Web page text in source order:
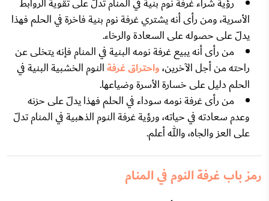
الأسرية، ومن رأى أنه يشتري غرفة نوم بنية فاخرة في الحلم فهذا
يدلّ على حصوله على السعادة والرخاء.
من رأى أنه يبيع غرفة نومه البنية في المنام فإنه يتخلى عن
راحته من أجل الآخرين،واحتراق غرفةالنوم الخشبية البنية في
الحلم دليل على خسارة الأسرة وضياعها.
من رأى غرفة نومه سوداء في الحلم فهذا يدلّ على حزنه
وعدم سعادته في حياته، ورؤية غرفة النوم الذهبية في المنام تدلّ
على العز والجاه، والله أعلم.
رمز باب غرفة النوم في المنام